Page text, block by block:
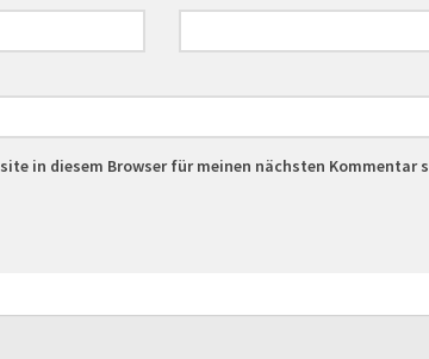
in diesem Browser für meinen nächsten Kommentar